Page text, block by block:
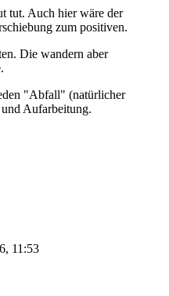
tut. Auch hier wäre der
zum positiven.
Die wandern aber
"Abfall" (natürlicher
Aufarbeitung.
11:53